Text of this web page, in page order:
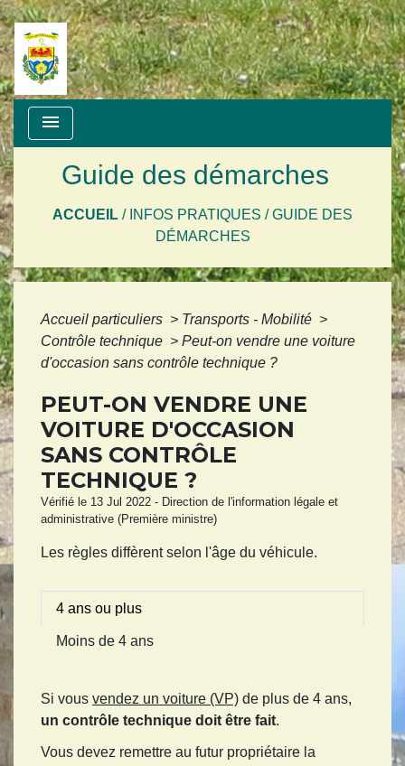
menu
Guide des démarches
ACCUEIL / INFOS PRATIQUES /GUIDE DES
DÉMARCHES
Accueil particuliers > Transports - Mobilité >
Contrôle technique > Peut-on vendre une voiture
d'occasion sans contrôle technique ?
PEUT-ON VENDRE UNE
VOITURE D'OCCASION
SANS CONTRÔLE
TECHNIQUE ?
Vérifié le 13 Jul 2022 - Direction de l'information légale et
administrative (Première ministre)
Les règles diffèrent selon l'âge du véhicule.
4 ans ou plus
Moins de 4 ans
Si vous vendez un voiture (VP) de plus de 4 ans,
un contrôle technique doit être fait.
Vous devez remettre au futur propriétaire la